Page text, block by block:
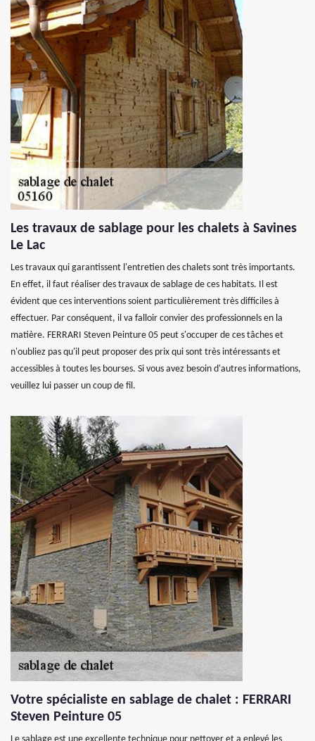
Les travaux de sablage pour les chalets à Savines
Le Lac
Les travaux qui garantissent l'entretien des chalets sont très importants.
En effet, il faut réaliser des travaux de sablage de ces habitats. Il est
évident que ces interventions soient particulièrement très difficiles à
effectuer. Par conséquent, il va falloir convier des professionnels en la
matière. FERRARI Steven Peinture 05 peut s'occuper de ces tâches et
n'oubliez pas qu'il peut proposer des prix qui sont très intéressants et
accessibles à toutes les bourses. Si vous avez besoin d'autres informations,
veuillez lui passer un coup de fil.
Votre spécialiste en sablage de chalet : FERRARI
Steven Peinture 05